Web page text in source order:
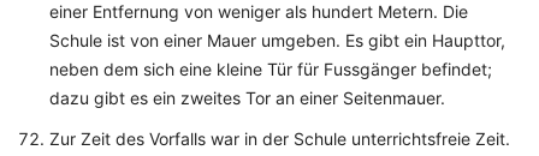
einer Entfernung von weniger als hundert Metern. Die
Schule ist von einer Mauer umgeben. Es gibt ein Haupttor,
neben dem sich eine kleine Tür für Fussgänger befindet;
dazu gibt es ein zweites Tor an einer Seitenmauer.
Zur Zeit des Vorfalls war in der Schule unterrichtsfreie Zeit.